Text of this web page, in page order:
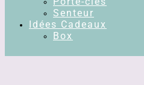
Senteur
Idées Cadeaux
Box